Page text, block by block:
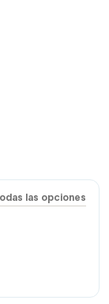
las opciones